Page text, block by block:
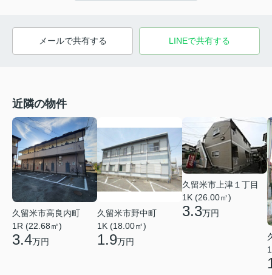
メールで共有する LINEで共有する
近隣の物件
久留米市高良内町
1R (22.68㎡)
3.4万円
久留米市野中町
1K (18.00㎡)
1.9万円
久留米市上津１丁目
1K (26.00㎡)
3.3万円